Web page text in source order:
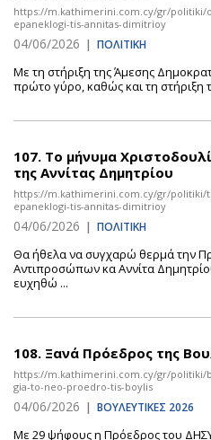
https://m.kathimerini.com.cy/gr/politiki/
epaneklogi-tis-annitas-dimitrioy
04/06/2026 | ΠΟΛΙΤΙΚΗ
Με τη στήριξη της Άμεσης
πρώτο γύρο, καθώς και τη
107. Το μήνυμα
της Αννίτας Δημητρίου
https://m.kathimerini.com.cy/gr/politiki/
epaneklogi-tis-annitas-dimitrioy
04/06/2026 | ΠΟΛΙΤΙΚΗ
Θα ήθελα να συγχαρώ θερμά την
Αντιπροσώπων κα Αννίτα
ευχηθώ ...
108. Ξανά Πρόεδρος της
https://m.kathimerini.com.cy/gr/politiki/
gia-to-neo-proedro-tis-boylis
04/06/2026 | ΒΟΥΛΕΥΤΙΚΕΣ 2026
Με 29 ψήφους η Πρόεδρος του